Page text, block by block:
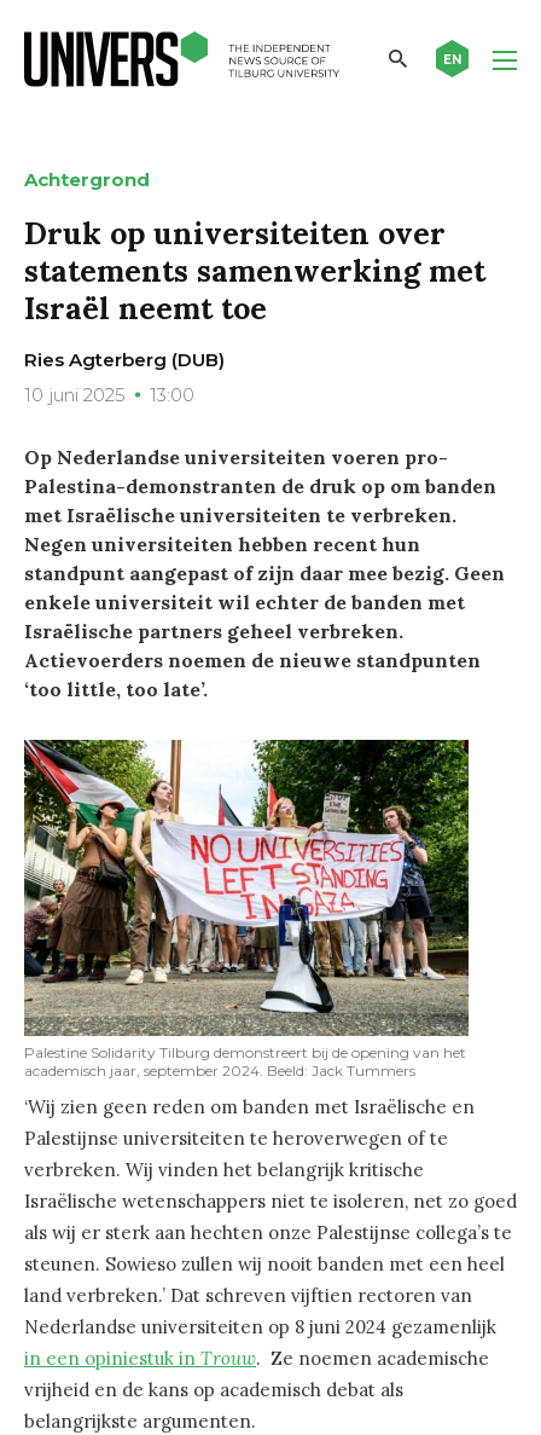
EN
Achtergrond
Druk op universiteiten over
statements samenwerking met
Israël neemt toe
Ries Agterberg (DUB)
10 juni 2025
13:00
Op Nederlandse universiteiten voeren pro-
Palestina-demonstranten de druk op om banden
met Israëlische universiteiten te verbreken.
Negen universiteiten hebben recent hun
standpunt aangepast of zijn daar mee bezig. Geen
enkele universiteit wil echter de banden met
Israëlische partners geheel verbreken.
Actievoerders noemen de nieuwe standpunten
‘too little, too late’.
Palestine Solidarity Tilburg demonstreert bij de opening van het
academisch jaar, september 2024. Beeld: Jack Tummers
‘Wij zien geen reden om banden met Israëlische en
Palestijnse universiteiten te heroverwegen of te
verbreken. Wij vinden het belangrijk kritische
Israëlische wetenschappers niet te isoleren, net zo goed
als wij er sterk aan hechten onze Palestijnse collega’s te
steunen. Sowieso zullen wij nooit banden met een heel
land verbreken.’ Dat schreven vijftien rectoren van
Nederlandse universiteiten op 8 juni 2024 gezamenlijk
in een opiniestuk in Trouw. Ze noemen academische
vrijheid en de kans op academisch debat als
belangrijkste argumenten.